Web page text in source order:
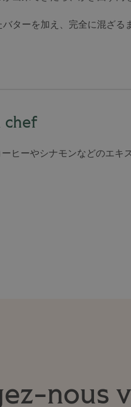
バターを加え、完全に混ざる
chef
ヒーやシナモンなどのエキ
nous